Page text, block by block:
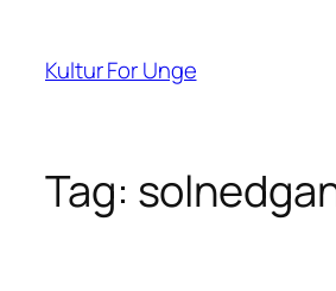
indhold
Kultur For Unge
Tag: